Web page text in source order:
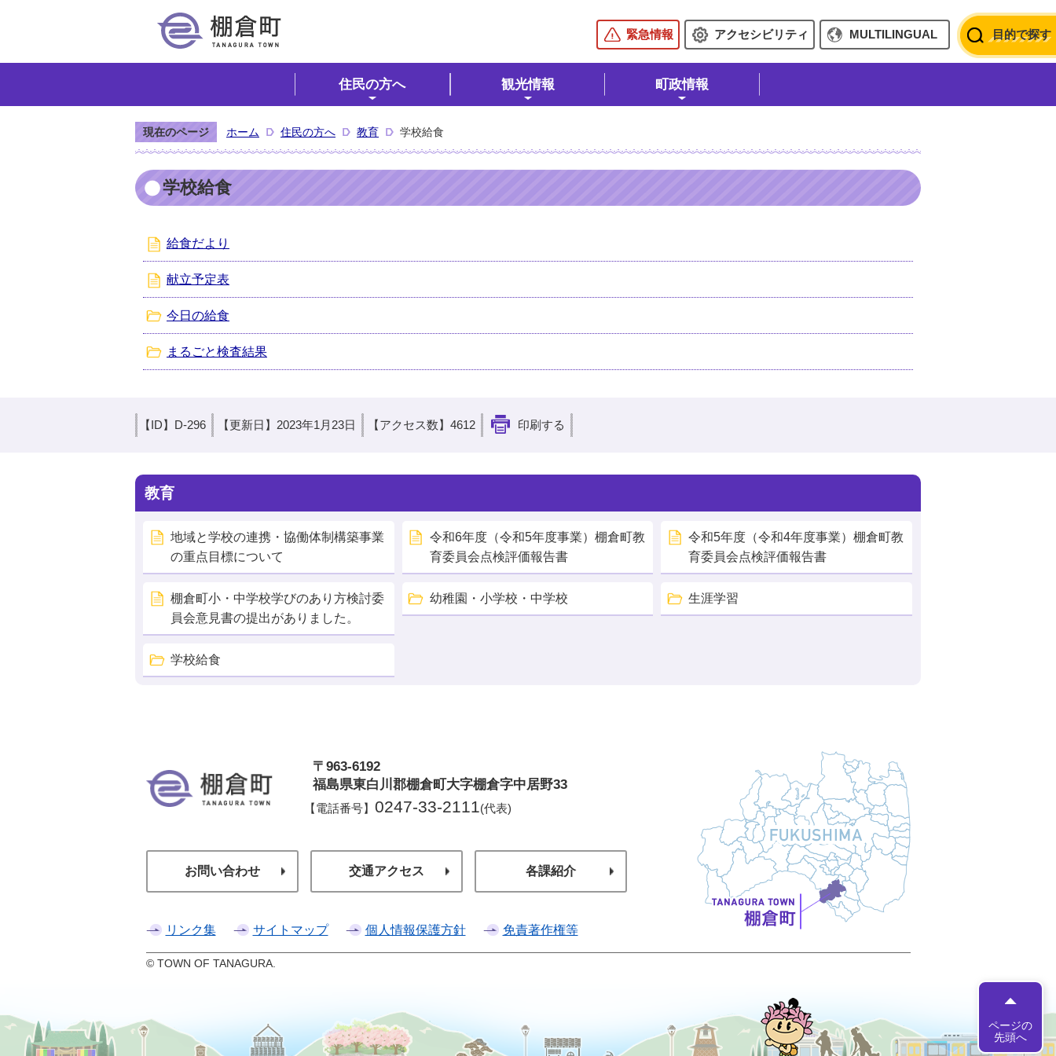
緊急情報
アクセシビリティ MULTILINGUAL 目的で探す
住民の方へ 観光情報 町政情報
現在のページ ホーム 住民の方へ 教育 学校給食
学校給食
給食だより
献立予定表
今日の給食
まるごと検査結果
【ID】 D-296 【更新日】 2023年1月23日 【アクセス数】 4612 印刷する
教育
地域と学校の連携・協働体制構築事業
の重点目標について
令和6年度（令和5年度事業）棚倉町教
育委員会点検評価報告書
令和5年度（令和4年度事業）棚倉町教
育委員会点検評価報告書
棚倉町小・中学校学びのあり方検討委
員会意見書の提出がありました。
幼稚園・小学校・中学校 生涯学習
学校給食
棚倉町
〒963-6192
福島県東白川郡棚倉町大字棚倉字中居野33
【電話番号】 0247-33-2111(代表)
お問い合わせ 交通アクセス 各課紹介
リンク集 サイトマップ 個人情報保護方針 免責著作権等
© TOWN OF TANAGURA.
ページの
先頭へ